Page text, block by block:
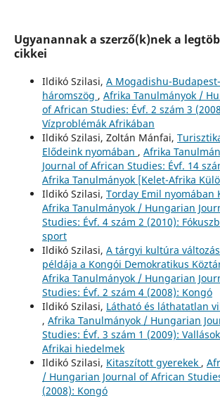
Ugyanannak a szerző(k)nek a
cikkei
Ildikó Szilasi, A Mogadishu-
háromszög , Afrika Tanulmányok /
of African Studies: Évf. 2 szám 3
Vízproblémák Afrikában
Ildikó Szilasi, Zoltán Mánfai,
Elődeink nyomában , Afrika
Journal of African Studies: Évf. 14
Afrika Tanulmányok [Kelet-Afrika
Ildikó Szilasi, Torday Emil nyomában
Afrika Tanulmányok / Hungarian
Studies: Évf. 4 szám 2 (2010):
sport
Ildikó Szilasi, A tárgyi kultúra
példája a Kongói Demokratikus
Afrika Tanulmányok / Hungarian
Studies: Évf. 2 szám 4 (2008): Kongó
Ildikó Szilasi, Látható és láthatatlan
, Afrika Tanulmányok / Hungarian
Studies: Évf. 3 szám 1 (2009):
Afrikai hiedelmek
Ildikó Szilasi, Kitaszított gyerekek ,
/ Hungarian Journal of African
(2008): Kongó